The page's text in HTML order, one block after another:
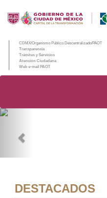
CDMX/Organismo Público Descentralizado/PAOT
Transparencia
Trámites y Servicios
Atención Ciudadana
Web e-mail PAOT
DESTACADOS